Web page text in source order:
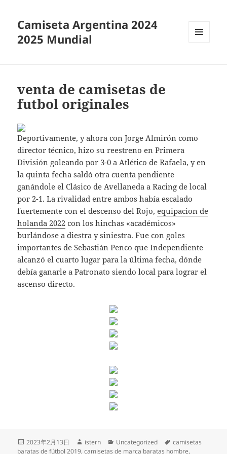
Camiseta Argentina 2024
2025 Mundial
venta de camisetas de
futbol originales
Deportivamente, y ahora con Jorge Almirón como
director técnico, hizo su reestreno en Primera
División goleando por 3-0 a Atlético de Rafaela, y en
la quinta fecha saldó otra cuenta pendiente
ganándole el Clásico de Avellaneda a Racing de local
por 2-1. La rivalidad entre ambos había escalado
fuertemente con el descenso del Rojo,equipacion de
holanda 2022 con los hinchas «académicos»
burlándose a diestra y siniestra. Fue con goles
importantes de Sebastián Penco que Independiente
alcanzó el cuarto lugar para la última fecha, dónde
debía ganarle a Patronato siendo local para lograr el
ascenso directo.
Publicado
el
2023年2月13日 Autor
istern Categorías
Uncategorized Etiquetas
camisetas
baratas de fútbol 2019,camisetas de marca baratas hombre,